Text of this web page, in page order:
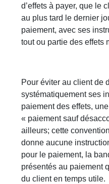
d’effets à payer, que le
au plus tard le dernier
paiement, avec ses
tout ou partie des effets
Pour éviter au client de
systématiquement ses
paiement des effets,
« paiement sauf
ailleurs; cette
donne aucune
pour le paiement, la
présentés au paiement
du client en temps utile.